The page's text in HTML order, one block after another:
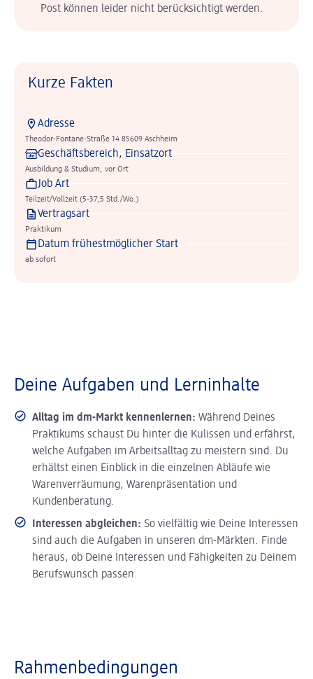
Post können leider nicht berücksichtigt werden.
Kurze Fakten
Adresse
Theodor-Fontane-Straße 14 85609 Aschheim
Geschäftsbereich, Einsatzort
Ausbildung & Studium, vor Ort
Job Art
Teilzeit/Vollzeit (5-37,5 Std./Wo.)
Vertragsart
Praktikum
Datum frühestmöglicher Start
ab sofort
Deine Aufgaben und Lerninhalte
Alltag im dm-Markt kennenlernen: Während Deines
Praktikums schaust Du hinter die Kulissen und erfährst,
welche Aufgaben im Arbeitsalltag zu meistern sind. Du
erhältst einen Einblick in die einzelnen Abläufe wie
Warenverräumung, Warenpräsentation und
Kundenberatung.
Interessen abgleichen: So vielfältig wie Deine Interessen
sind auch die Aufgaben in unseren dm-Märkten. Finde
heraus, ob Deine Interessen und Fähigkeiten zu Deinem
Berufswunsch passen.
Rahmenbedingungen